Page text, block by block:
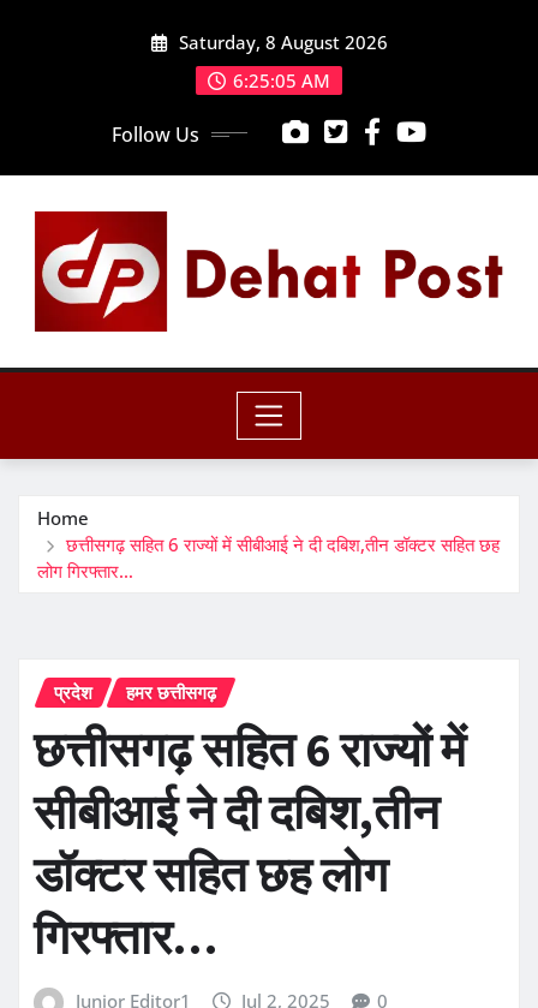
Saturday, 8 August 2026
6:25:07 AM
Follow Us
Home
छत्तीसगढ़ सहित 6 राज्यों में सीबीआई ने दी दबिश,तीन डॉक्टर सहित छह
लोग गिरफ्तार…
प्रदेश हमर छत्तीसगढ़
छत्तीसगढ़ सहित 6 राज्यों में
सीबीआई ने दी दबिश,तीन
डॉक्टर सहित छह लोग
गिरफ्तार…
Junior Editor1 Jul 2, 2025 0